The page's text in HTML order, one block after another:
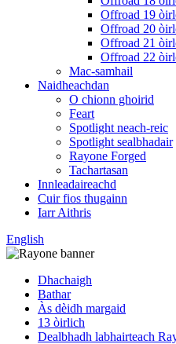
Offroad 19
Offroad 20
Offroad 21
Offroad 22
Mac-samhail
Naidheachdan
O chionn ghoirid
Feart
Spotlight neach-reic
Spotlight sealbhadair
Rayone Forged
Tachartasan
Innleadaireachd
Cuir fios thugainn
Iarr Aithris
English
Dhachaigh
Bathar
Às dèidh margaid
13 òirlich
Dealbhadh labhairteach